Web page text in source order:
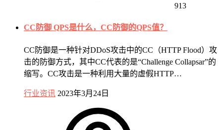
913
CC防御 QPS是什么，CC防御的QPS值？
CC防御是一种针对DDoS攻击中的CC（HTTP Flood）攻
击的防御方式，其中CC代表的是“Challenge Collapsar”的
缩写。CC攻击是一种利用大量的虚假HTTP…
行业资讯 2023年3月24日